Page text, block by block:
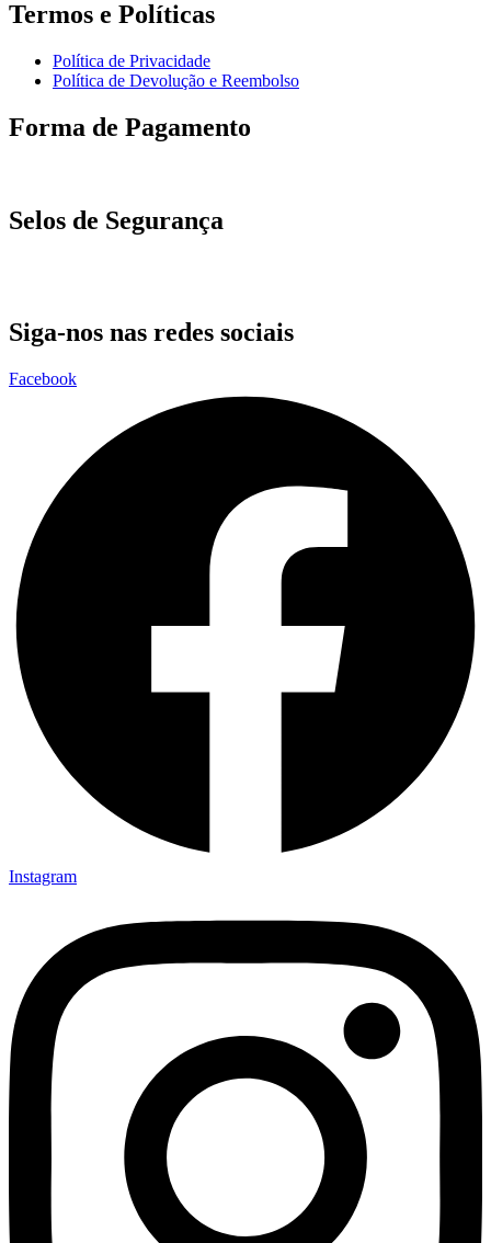
Termos e Políticas
Política de Privacidade
Política de Devolução e Reembolso
Forma de Pagamento
Selos de Segurança
Siga-nos nas redes sociais
Facebook
Instagram